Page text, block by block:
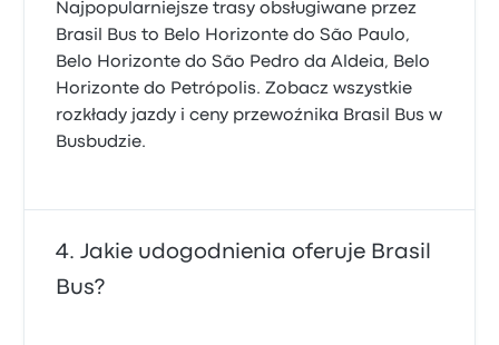
Najpopularniejsze trasy obsługiwane przez
Brasil Bus to Belo Horizonte do São Paulo,
Belo Horizonte do São Pedro da Aldeia, Belo
Horizonte do Petrópolis. Zobacz wszystkie
rozkłady jazdy i ceny przewoźnika Brasil Bus w
Busbudzie.
Jakie udogodnienia oferuje Brasil
Bus?